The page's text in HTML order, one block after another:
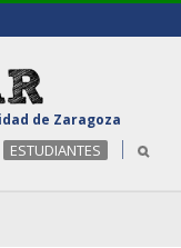
de Zaragoza
ESTUDIANTES